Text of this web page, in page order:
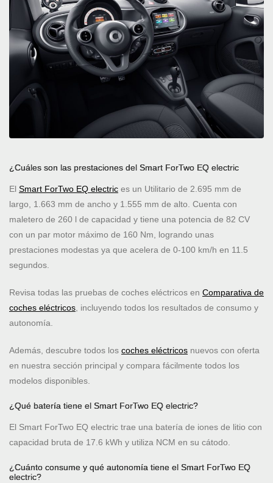
¿Cuáles son las prestaciones del Smart ForTwo EQ electric
El Smart ForTwo EQ electric es un Utilitario de 2.695 mm de
largo, 1.663 mm de ancho y 1.555 mm de alto. Cuenta con
maletero de 260 l de capacidad y tiene una potencia de 82 CV
con un par motor máximo de 160 Nm, logrando unas
prestaciones modestas ya que acelera de 0-100 km/h en 11.5
segundos.
Revisa todas las pruebas de coches eléctricos en Comparativa de
coches eléctricos, incluyendo todos los resultados de consumo y
autonomía.
Además, descubre todos los coches eléctricos nuevos con oferta
en nuestra sección principal y compara fácilmente todos los
modelos disponibles.
¿Qué batería tiene el Smart ForTwo EQ electric?
El Smart ForTwo EQ electric trae una batería de iones de litio con
capacidad bruta de 17.6 kWh y utiliza NCM en su cátodo.
¿Cuánto consume y qué autonomía tiene el Smart ForTwo EQ
electric?